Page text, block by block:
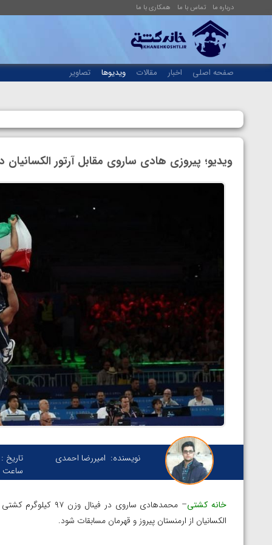
درباره ما تماس با ما همکاری با ما
صفحه اصلی اخبار مقالات ویدیوها تصاویر
ویدیو؛ پیروزی هادی ساروی مقابل آرتور
نویسنده: امیررضا احمدی تاریخ :
ساعت
خانه کشتی
الکسانیان از ارمنستان پیروز و قهرمان مسابقات شود.